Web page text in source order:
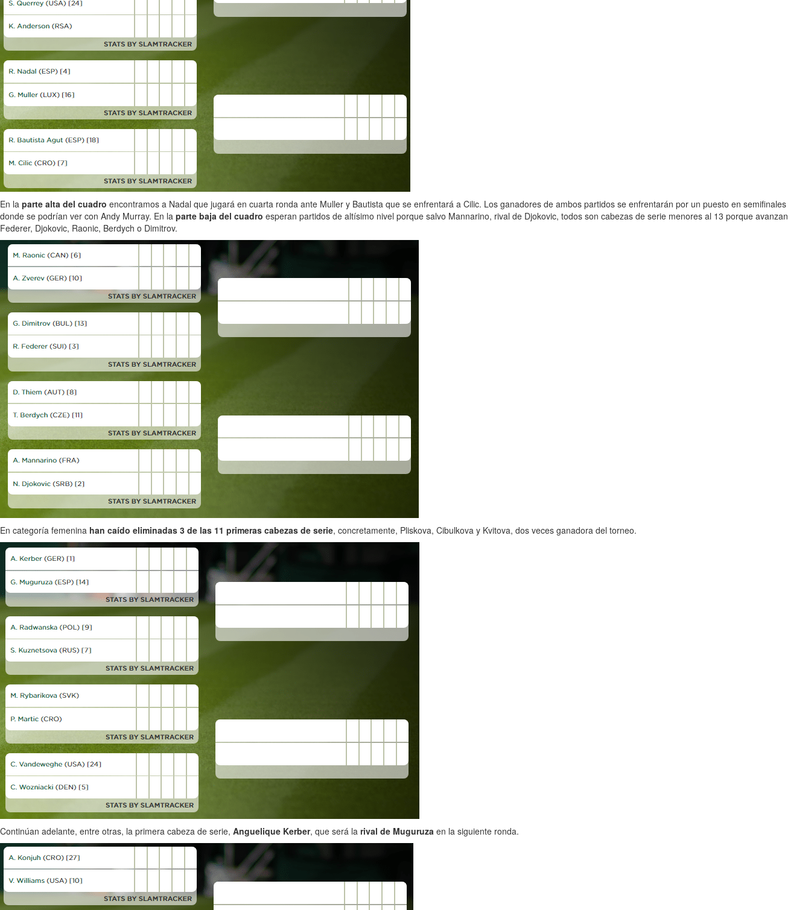
En la parte alta del cuadro encontramos a Nadal que jugará en cuarta ronda ante Muller y Bautista que se enfrentará a Cilic. Los ganadores de ambos partidos se enfrentarán por un puesto en semifinales
donde se podrían ver con Andy Murray. En la parte baja del cuadro esperan partidos de altísimo nivel porque salvo Mannarino, rival de Djokovic, todos son cabezas de serie menores al 13 porque avanzan
Federer, Djokovic, Raonic, Berdych o Dimitrov.
En categoría femenina han caído eliminadas 3 de las 11 primeras cabezas de serie, concretamente, Pliskova, Cibulkova y Kvitova, dos veces ganadora del torneo.
Continúan adelante, entre otras, la primera cabeza de serie, Anguelique Kerber, que será la rival de Muguruza en la siguiente ronda.